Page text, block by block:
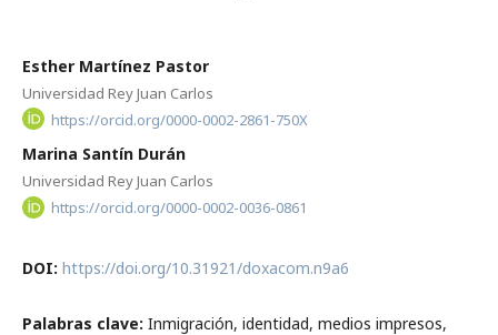
Esther Martínez Pastor
Universidad Rey Juan Carlos
https://orcid.org/0000-0002-2861-750X
Marina Santín Durán
Universidad Rey Juan Carlos
https://orcid.org/0000-0002-0036-0861
DOI: https://doi.org/10.31921/doxacom.n9a6
Palabras clave: Inmigración, identidad, medios impresos,